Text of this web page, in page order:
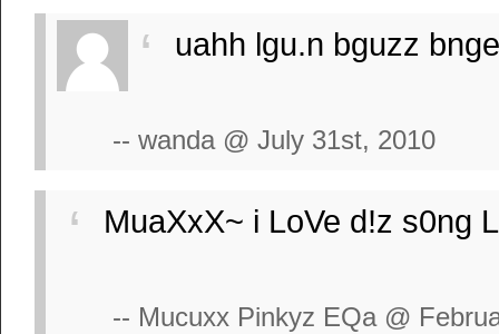
uahh lgu.n bguzz
-- wanda @ July 31st, 2010
MuaXxX~ i LoVe d!z s0ng
-- Mucuxx Pinkyz EQa @